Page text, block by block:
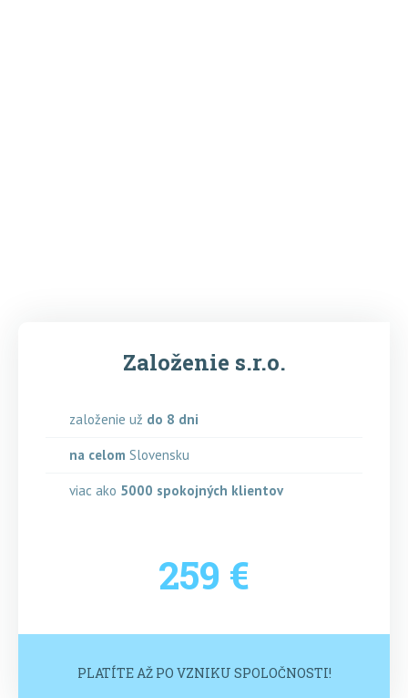
Založenie s.r.o.
založenie už do 8 dni
na celom Slovensku
viac ako 5000 spokojných klientov
259 €
PLATÍTE AŽ PO VZNIKU SPOLOČNOSTI!